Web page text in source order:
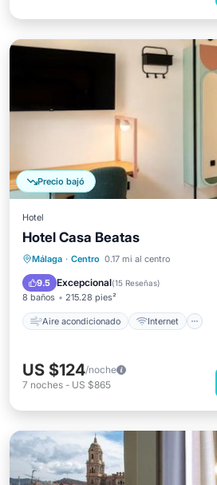
Precio bajó
Hotel
Hotel Casa Beatas
Málaga · Centro 0.17 mi al centro
9.5 Excepcional(15 Reseñas)
8 baños 215.28 pies²
Aire acondicionado Internet
Aire acondicionado
Se admiten mascotas
US $124/noche
7 noches - US $865